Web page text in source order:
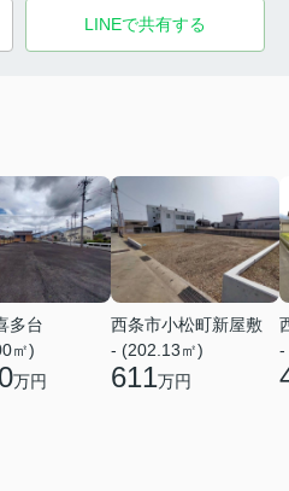
LINEで共有する
多台
㎡)
万円
西条市小松町新屋敷
- (202.13㎡)
611万円
-